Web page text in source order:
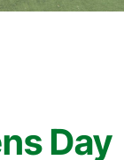
Day